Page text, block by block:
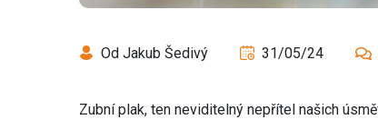
Od Jakub Šedivý 31/05/24
Zubní plak, ten neviditelný nepřítel našich